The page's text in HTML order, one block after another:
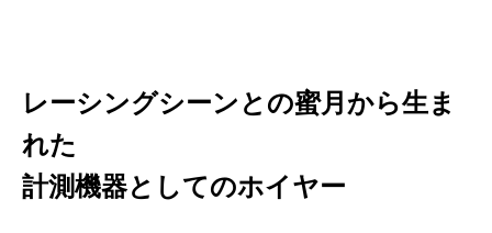
レーシングシーンとの蜜月から生ま
れた
計測機器としてのホイヤー